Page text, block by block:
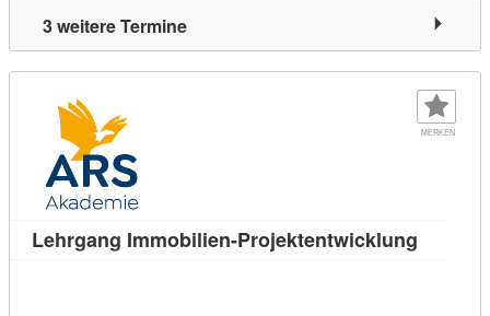
3 weitere Termine
MERKEN
Lehrgang Immobilien-Projektentwicklung